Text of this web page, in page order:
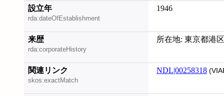
設立年
rda:dateOfEstablishment
1946
来歴
rda:corporateHistory
所在地: 東京都港
関連リンク
skos:exactMatch
NDL|00258318